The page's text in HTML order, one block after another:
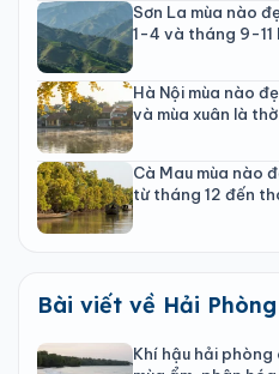
Sơn La mùa nào
1-4 và tháng 9-11
Hà Nội mùa nào
và mùa xuân là
Cà Mau mùa nào
từ tháng 12 đến
Bài viết về Hải Phòng
Khí hậu hải